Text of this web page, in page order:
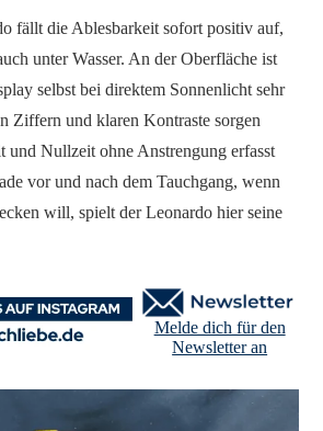
fällt die Ablesbarkeit sofort positiv auf,
unter Wasser. An der Oberfläche ist
selbst bei direktem Sonnenlicht sehr
Ziffern und klaren Kontraste sorgen
und Nullzeit ohne Anstrengung erfasst
vor und nach dem Tauchgang, wenn
will, spielt der Leonardo hier seine
Melde dich für den
Newsletter an